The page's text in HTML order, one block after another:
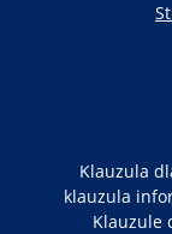
Klauzula
klauzula
Klauzule